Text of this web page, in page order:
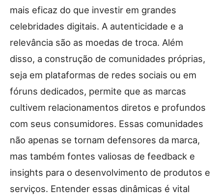
mais eficaz do que investir em grandes
celebridades digitais. A autenticidade e a
relevância são as moedas de troca. Além
disso, a construção de comunidades próprias,
seja em plataformas de redes sociais ou em
fóruns dedicados, permite que as marcas
cultivem relacionamentos diretos e profundos
com seus consumidores. Essas comunidades
não apenas se tornam defensores da marca,
mas também fontes valiosas de feedback e
insights para o desenvolvimento de produtos e
serviços. Entender essas dinâmicas é vital